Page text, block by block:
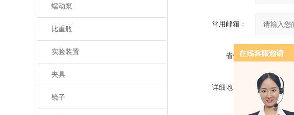
蠕动泵
比重瓶
实验装置
夹具
镜子
常用邮箱：
省份：
详细地址：